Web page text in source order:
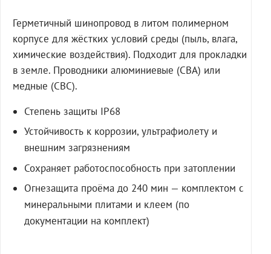
Герметичный шинопровод в литом полимерном
корпусе для жёстких условий среды (пыль, влага,
химические воздействия). Подходит для прокладки
в земле. Проводники алюминиевые (СВА) или
медные (СВС).
Степень защиты IP68
Устойчивость к коррозии, ультрафиолету и
внешним загрязнениям
Сохраняет работоспособность при затоплении
Огнезащита проёма до 240 мин — комплектом с
минеральными плитами и клеем (по
документации на комплект)